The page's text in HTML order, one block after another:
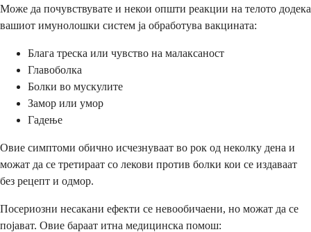
Може да почувствувате и некои општи реакции на телото додека
вашиот имунолошки систем ја обработува вакцината:
Блага треска или чувство на малаксаност
Главоболка
Болки во мускулите
Замор или умор
Гадење
Овие симптоми обично исчезнуваат во рок од неколку дена и
можат да се третираат со лекови против болки кои се издаваат
без рецепт и одмор.
Посериозни несакани ефекти се невообичаени, но можат да се
појават. Овие бараат итна медицинска помош: